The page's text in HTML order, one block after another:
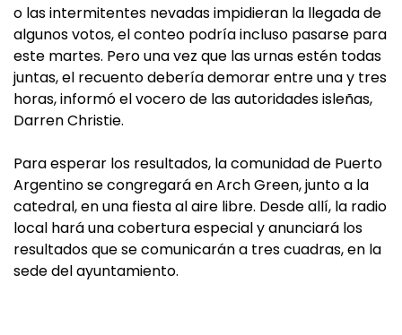
o las intermitentes nevadas impidieran la llegada de
algunos votos, el conteo podría incluso pasarse para
este martes. Pero una vez que las urnas estén todas
juntas, el recuento debería demorar entre una y tres
horas, informó el vocero de las autoridades isleñas,
Darren Christie.
Para esperar los resultados, la comunidad de Puerto
Argentino se congregará en Arch Green, junto a la
catedral, en una fiesta al aire libre. Desde allí, la radio
local hará una cobertura especial y anunciará los
resultados que se comunicarán a tres cuadras, en la
sede del ayuntamiento.